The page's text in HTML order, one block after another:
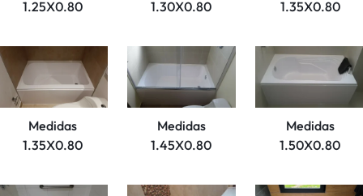
1.25X0.80
1.30X0.80
1.35X0.80
Medidas
1.35X0.80
Medidas
1.45X0.80
Medidas
1.50X0.80